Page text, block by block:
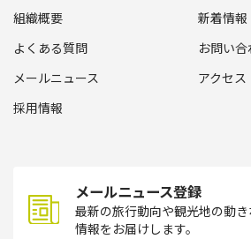
組織概要
新着情報
よくある質問
お問い合
メールニュース
アクセス
採用情報
メールニュース登録
最新の旅行動向や観光地の動
情報をお届けします。